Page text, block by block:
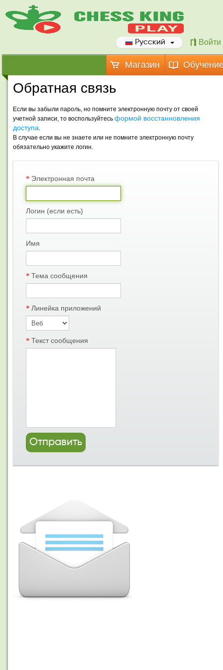
Войти
Русский
Магазин
Обратная связь
Если вы забыли пароль, но помните электронную почту от своей
учетной записи, то воспользуйтесь формой восстанновления
доступа.
В случае если вы не знаете или не помните электронную почту
обязательно укажите логин.
* Электронная почта
Логин (если есть)
Имя
* Тема сообщения
* Линейка приложений
* Текст сообщения
Отправить